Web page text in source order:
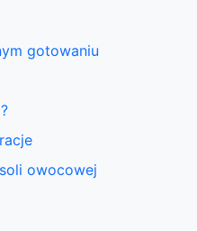
gotowaniu
owocowej